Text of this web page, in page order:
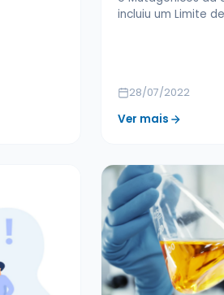
incluiu um Limite
28/07/2022
Ver mais